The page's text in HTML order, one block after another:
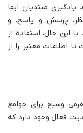
مبتدیان ایفا
نظر، پرسش و پاسخ، و
این حال، استفاده از
اطلاعات معتبر را از
وسیع برای جوامع
فعال وجود دارد که